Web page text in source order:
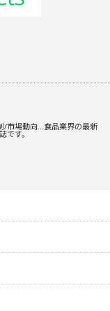
/市場動向…食品業界の最新
です。